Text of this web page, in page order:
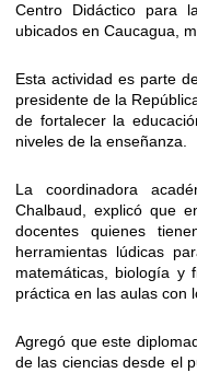
Centro Didáctico para
ubicados en Caucagua,
Esta actividad es parte
presidente de la
de fortalecer la
niveles de la enseñanza.
La coordinadora
Chalbaud, explicó que
docentes quienes
herramientas lúdicas
matemáticas, biología y
práctica en las aulas con
Agregó que este
de las ciencias desde el